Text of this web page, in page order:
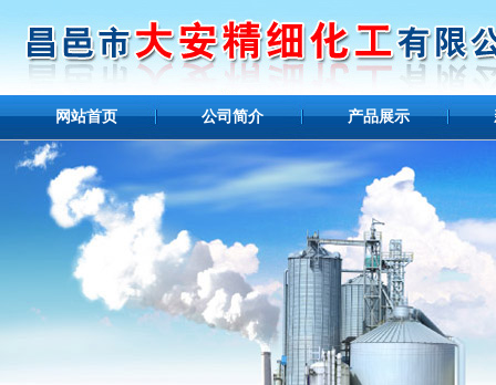
网站首页 公司简介 产品展示